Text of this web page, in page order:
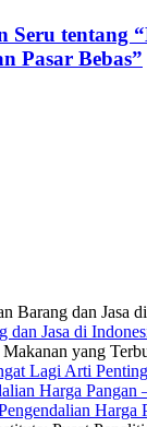
Seru tentang
Pasar Bebas”
Barang dan Jasa
dan Jasa di
Makanan yang
Lagi Arti
Harga Pangan
Harga